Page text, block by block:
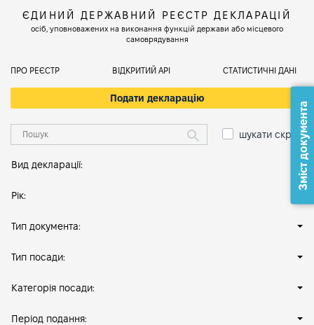
ЄДИНИЙ ДЕРЖАВНИЙ РЕЄСТР ДЕКЛАРАЦІЙ
осіб, уповноважених на виконання функцій держави або місцевого
самоврядування
ПРО РЕЄСТР ВІДКРИТИЙ АРІ СТАТИСТИЧНІ ДАНІ
Подати декларацію
шукати скрізь
Вид декларації:
Рік:
Тип документа:
Тип посади:
Категорія посади:
Період подання:
Зміст документа